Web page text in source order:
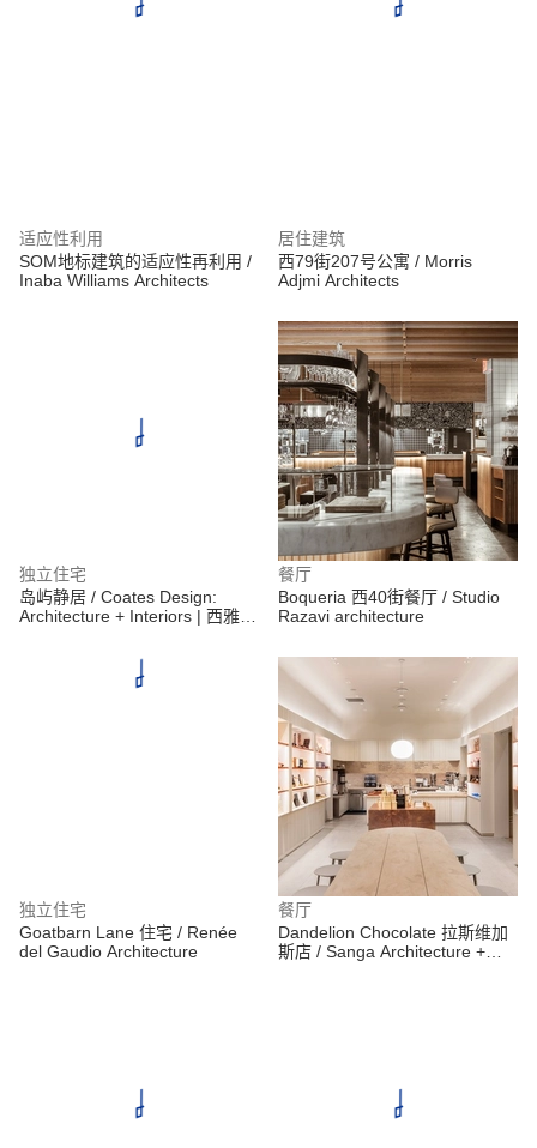
适应性利用
SOM地标建筑的适应性再利用 /
Inaba Williams Architects
居住建筑
西79街207号公寓 / Morris
Adjmi Architects
独立住宅
岛屿静居 / Coates Design:
Architecture + Interiors | 西雅图
餐厅
Boqueria 西40街餐厅 / Studio
Razavi architecture
独立住宅
Goatbarn Lane 住宅 / Renée
del Gaudio Architecture
餐厅
Dandelion Chocolate 拉斯维加
斯店 / Sanga Architecture +